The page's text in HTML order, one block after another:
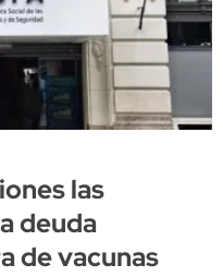
las
deuda
de vacunas